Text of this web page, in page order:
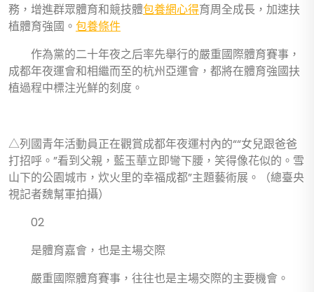
務，增進群眾體育和競技體包養網心得育周全成長，加速扶
植體育強國。 包養條件
作為黨的二十年夜之后率先舉行的嚴重國際體育賽事，
成都年夜運會和相繼而至的杭州亞運會，都將在體育強國扶
植過程中標注光鮮的刻度。
△列國青年活動員正在觀賞成都年夜運村內的““女兒跟爸爸
打招呼。”看到父親，藍玉華立即彎下腰，笑得像花似的。雪
山下的公園城市，炊火里的幸福成都”主題藝術展。（總臺央
視記者魏幫軍拍攝）
02
是體育嘉會，也是主場交際
嚴重國際體育賽事，往往也是主場交際的主要機會。